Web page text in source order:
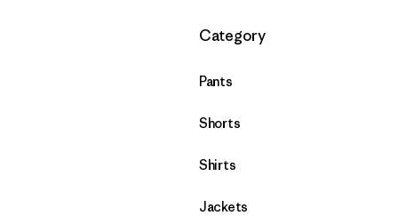
Filtrar por
Category
Pants
Shorts
Shirts
Jackets